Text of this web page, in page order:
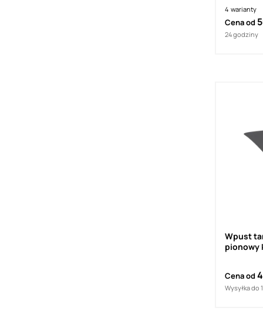
4 warianty
Cena od
24 godziny
Wpust
pionowy
Cena od
Wysyłka do